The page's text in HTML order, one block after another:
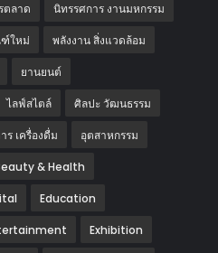
ตลาด นิทรรศการ งานมหกรรม
ใหม่ พลังงาน สิ่งแวดล้อม
‎ยานยนต์‎
ไลฟ์สไตล์ ศิลปะ วัฒนธรรม
ร เครื่องดื่ม อุตสาหกรรม
& Health
Education
Exhibition